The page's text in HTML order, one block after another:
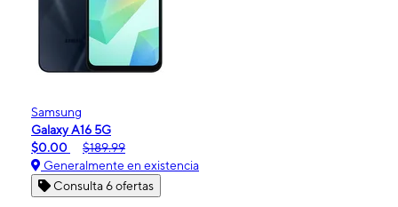
Samsung
Galaxy A16 5G
$0.00
$189.99
Generalmente en existencia
Consulta 6 ofertas